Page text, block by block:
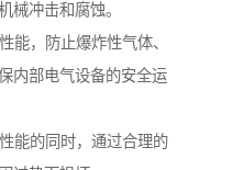
械冲击和腐蚀。
能，防止爆炸性气体、
内部电气设备的安全运
能的同时，通过合理的